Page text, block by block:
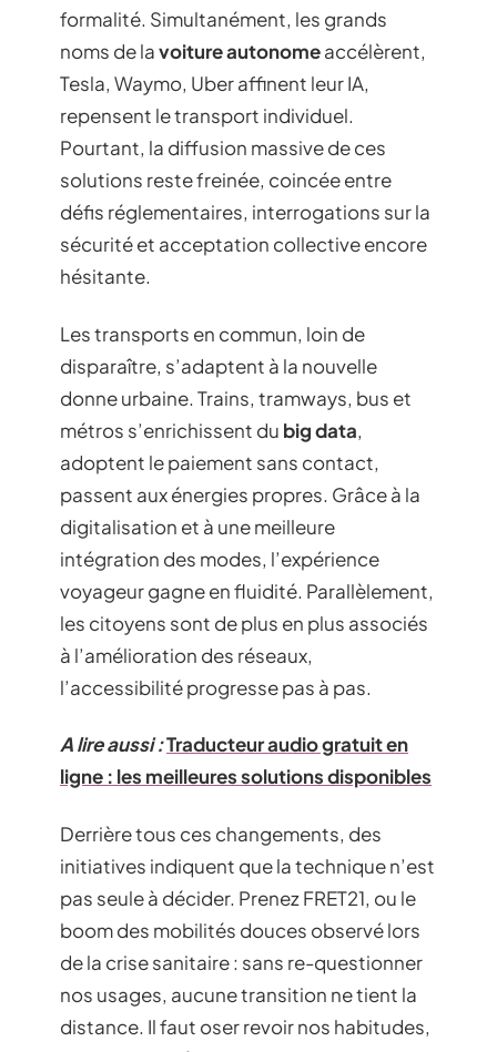
formalité. Simultanément, les grands
noms de lavoiture autonomeaccélèrent,
Tesla, Waymo, Uber affinent leur IA,
repensent le transport individuel.
Pourtant, la diffusion massive de ces
solutions reste freinée, coincée entre
défis réglementaires, interrogations sur la
sécurité et acceptation collective encore
hésitante.
Les transports en commun, loin de
disparaître, s’adaptent à la nouvelle
donne urbaine. Trains, tramways, bus et
métros s’enrichissent du big data,
adoptent le paiement sans contact,
passent aux énergies propres. Grâce à la
digitalisation et à une meilleure
intégration des modes, l’expérience
voyageur gagne en fluidité. Parallèlement,
les citoyens sont de plus en plus associés
à l’amélioration des réseaux,
l’accessibilité progresse pas à pas.
A lire aussi :Traducteur audio gratuit en
ligne : les meilleures solutions disponibles
Derrière tous ces changements, des
initiatives indiquent que la technique n’est
pas seule à décider. Prenez FRET21, ou le
boom des mobilités douces observé lors
de la crise sanitaire : sans re-questionner
nos usages, aucune transition ne tient la
distance. Il faut oser revoir nos habitudes,